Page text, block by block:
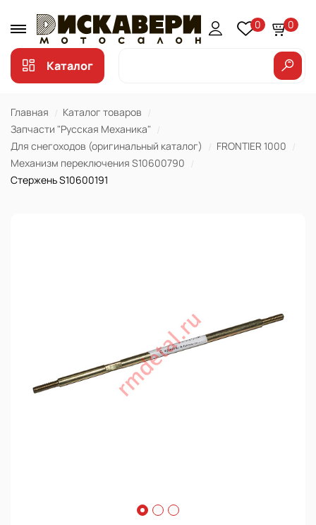
0 0
Каталог
Главная
Каталог товаров
Запчасти "Русская Механика"
Для снегоходов (оригинальный каталог)
FRONTIER 1000
Механизм переключения S10600790
Стержень S10600191